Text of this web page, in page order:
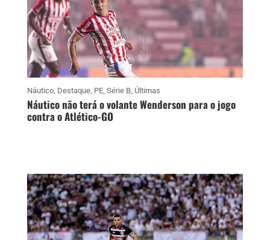
Náutico, Destaque, PE, Série B, Últimas
Náutico não terá o volante Wenderson para o jogo
contra o Atlético-GO